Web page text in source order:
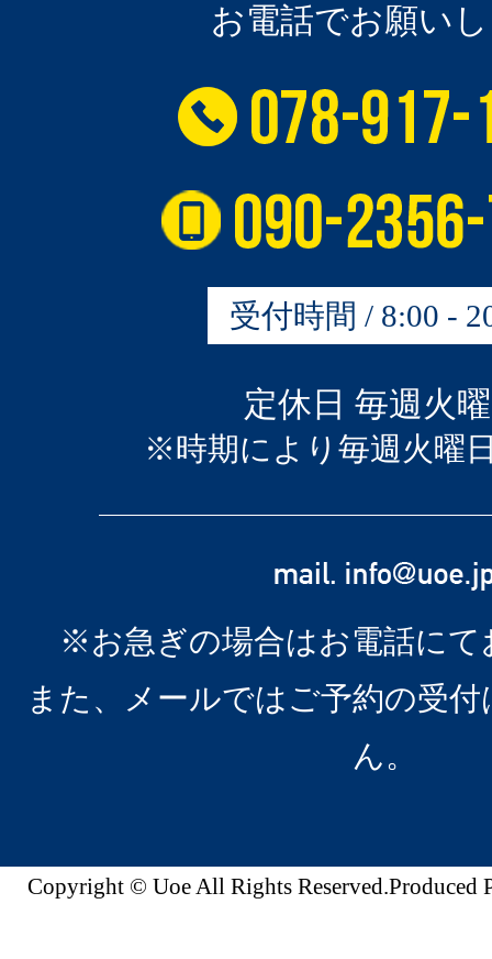
お電話でお願い
受付時間 / 8:00 -
定休日 毎週火
※時期により毎週火曜
※お急ぎの場合はお電話にて
また、メールではご予約の受
ん。
Copyright © Uoe All Rights Reserved.Produced